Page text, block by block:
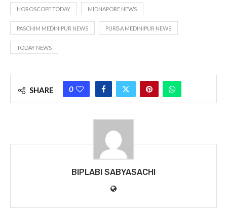
HOROSCOPE TODAY MIDNAPORE NEWS
PASCHIM MEDINIPUR NEWS PURBA MEDINIPUR NEWS
TODAY NEWS
SHARE 0
BIPLABI SABYASACHI